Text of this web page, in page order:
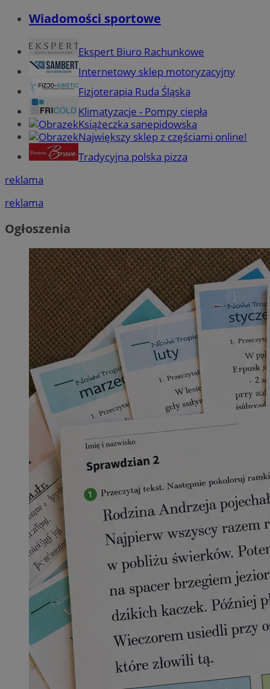
Wiadomości sportowe
Ekspert Biuro Rachunkowe
Internetowy sklep motoryzacyjny
Fizjoterapia Ruda Śląska
Klimatyzacje - Pompy ciepła
Książeczka sanepidowska
Największy sklep z częściami online!
Tradycyjna polska pizza
reklama
reklama
Ogłoszenia